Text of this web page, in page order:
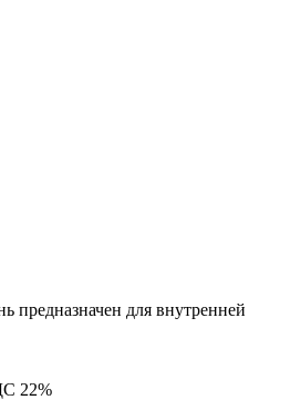
предназначен для внутренней
22%